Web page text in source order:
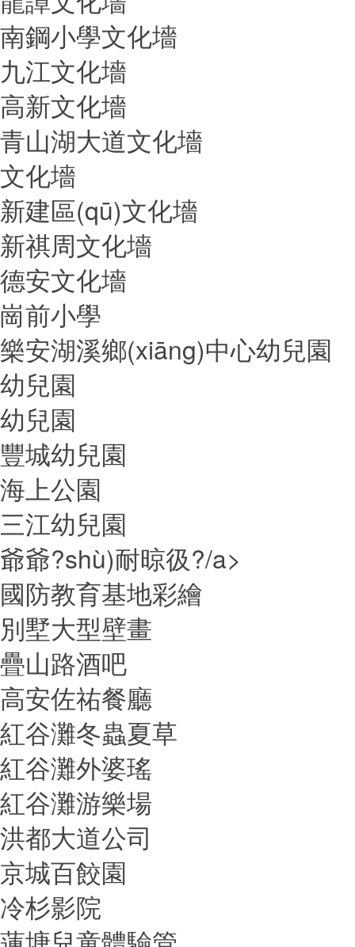
南鋼小學文化墻
九江文化墻
高新文化墻
青山湖大道文化墻
文化墻
新建區(qū)文化墻
新祺周文化墻
德安文化墻
崗前小學
樂安湖溪鄉(xiāng)中心幼兒園
幼兒園
幼兒園
豐城幼兒園
海上公園
三江幼兒園
爺爺?shù)耐晾彶?/a>
國防教育基地彩繪
別墅大型壁畫
疊山路酒吧
高安佐祐餐廳
紅谷灘冬蟲夏草
紅谷灘外婆瑤
紅谷灘游樂場
洪都大道公司
京城百餃園
冷杉影院